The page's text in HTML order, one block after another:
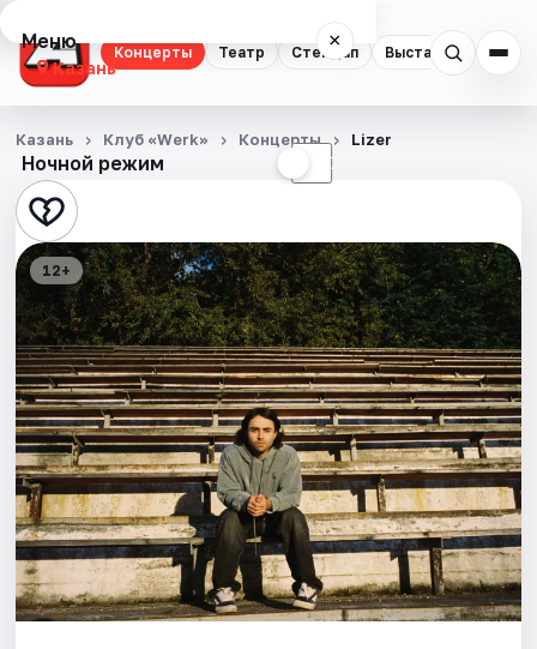
Концерты Театр Стендап Выставки
Меню ×
Казань
Концерты
Театр
Стендап
Выставки
Квесты
Экскурсии
Спорт
События
Города
Ночной режим ☾
Казань Клуб «Werk» Концерты Lizer
12+